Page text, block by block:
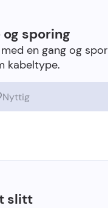
sporing
en gang og
Nyttig
slitt